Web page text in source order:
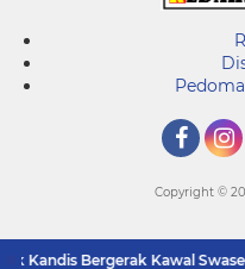
Kandis Bergerak Kawal
Copyright ©